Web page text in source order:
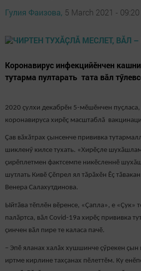
Гулия Фаизова, 5 March 2021 - 09:20
Коронавирус инфекцийӗнчен
тутарма пултарать тата вăл
2020 ҫулхи декабрӗн 5-мӗшӗнчен
коронавируса хирӗҫ масштаблă
Ҫав вӑхӑтрах çынсенче прививка
шикленӳ килсе тухать. «Хирӗçле
ҫирӗплетмен фактсемпе никӗсленнӗ
шутлать Кивӗ Ҫӗпрел ял тӑрӑхӗн Ӗç
Венера Салахутдинова.
Ыйтӑва тӗплӗн вӗренсе, «Çапла», е «Çук»
палӑртса, вӑл Covid-19а хирӗç прививка
ҫинчен вӑл пире те каласа пачӗ.
– Эпӗ яланах халăх хушшинче çӳрекен
иртме кирлине тахçанах пӗлеттӗм. Ку